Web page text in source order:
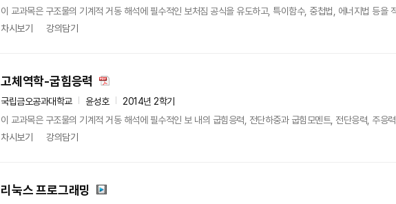
이 교과목은 구조물의 기계적 거동 해석에 필수적인 보처짐 공식을 유도하고, 특이함수, 중첩법, 에너지법 등
차시보기
강의담기
고체역학-굽힘응력
국립금오공과대학교 윤성호
2014년 2학기
이 교과목은 구조물의 기계적 거동 해석에 필수적인 보 내의 굽힘응력, 전단하중과 굽힘모멘트, 전단응력, 주
차시보기
강의담기
리눅스 프로그래밍